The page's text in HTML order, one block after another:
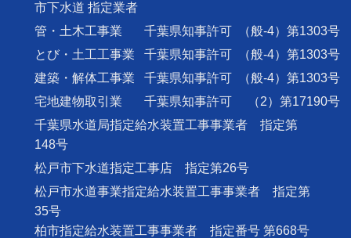
市下水道 指定業者
管・土木工事業
千葉県知事許可
（般-4）第1303号
とび・土工工事業
千葉県知事許可
（般-4）第1303号
建築・解体工事業
千葉県知事許可
（般-4）第1303号
宅地建物取引業
千葉県知事許可
（2）第17190号
千葉県水道局指定給水装置工事事業者 指定第
148号
松戸市下水道指定工事店 指定第26号
松戸市水道事業指定給水装置工事事業者 指定第
35号
柏市指定給水装置工事事業者 指定番号 第668号